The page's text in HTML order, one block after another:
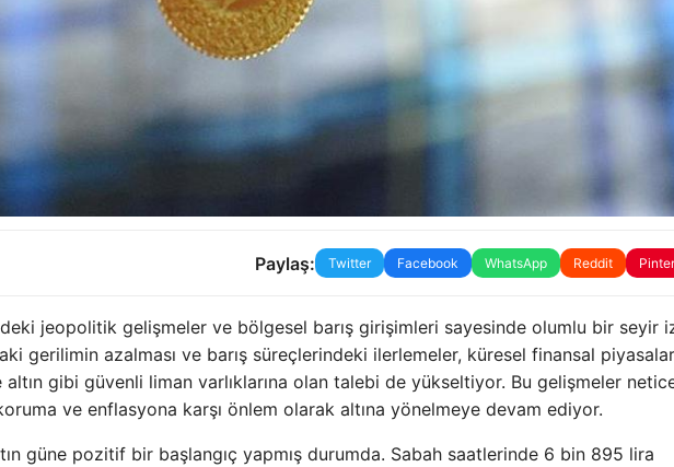
Paylaş: Twitter Facebook WhatsApp Reddit
jeopolitik gelişmeler ve bölgesel barış girişimleri sayesinde olumlu bir seyir
gerilimin azalması ve barış süreçlerindeki ilerlemeler, küresel finansal
altın gibi güvenli liman varlıklarına olan talebi de yükseltiyor. Bu gelişmeler
ve enflasyona karşı önlem olarak altına yönelmeye devam ediyor.
güne pozitif bir başlangıç yapmış durumda. Sabah saatlerinde 6 bin 895 lira